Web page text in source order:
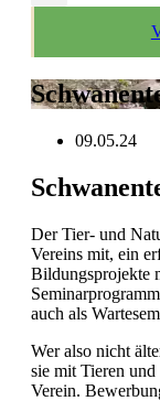
09.05.24
Der Tier- und
Vereins mit, ein
Bildungsprojekte
auch als
Wer also nicht
sie mit Tieren
Verein.